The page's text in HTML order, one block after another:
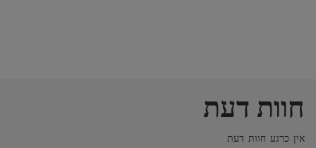
חוות דעת
אין כרגע חוות דעת